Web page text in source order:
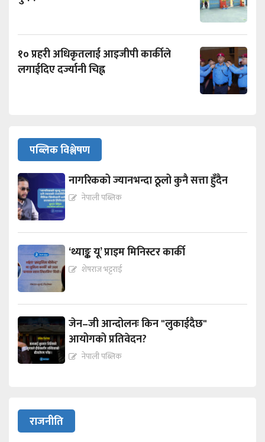
१० प्रहरी अधिकृतलाई आइजीपी कार्कीले
लगाईदिए दर्ज्यानी चिह्न
पब्लिक विश्लेषण
नागरिकको ज्यानभन्दा ठूलो कुनै सत्ता हुँदैन
नेपाली पब्लिक
‘थ्याङ्क यू’ प्राइम मिनिस्टर कार्की
शेषराज भट्टराई
जेन–जी आन्दोलनः किन "लुकाईदैछ"
आयोगको प्रतिवेदन?
नेपाली पब्लिक
राजनीति